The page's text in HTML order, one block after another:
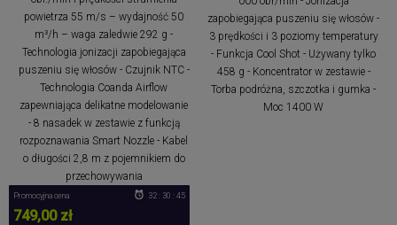
powietrza 55 m/s – wydajność 50
m³/h – waga zaledwie 292 g -
Technologia jonizacji zapobiegająca
puszeniu się włosów - Czujnik NTC -
Technologia Coanda Airflow
zapewniająca delikatne modelowanie
- 8 nasadek w zestawie z funkcją
rozpoznawania Smart Nozzle - Kabel
o długości 2,8 m z pojemnikiem do
przechowywania
Promocyjna cena
749,00 zł
32 : 30 : 44
zapobiegająca puszeniu się włosów -
3 prędkości i 3 poziomy temperatury
- Funkcja Cool Shot - Używany tylko
458 g - Koncentrator w zestawie -
Torba podróżna, szczotka i gumka -
Moc 1400 W